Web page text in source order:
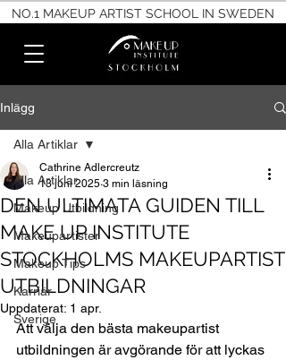
NO.1 MAKEUP ARTIST SCHOOL IN SWEDEN
Inlägg
Alla Artiklar
Makeup Utbildning
Makeupartister
Makeup Tips
Karriär
Sverige
Alla Artiklar
DEN ULTIMATA GUIDEN TILL
MAKE UP INSTITUTE
STOCKHOLMS MAKEUPARTIST
UTBILDNINGAR
Cathrine Adlercreutz
13 juni 2025 3 min läsning
Uppdaterat: 1 apr.
Att välja den bästa makeupartist
utbildningen är avgörande för att lyckas